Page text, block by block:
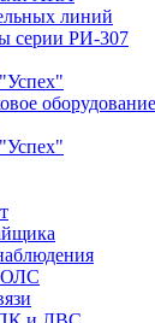
линий
серии РИ-307
оборудование